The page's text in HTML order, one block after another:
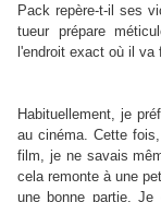
Pack repère-t-il ses
tueur prépare
l'endroit exact où il va
Habituellement, je
au cinéma. Cette
film, je ne savais
cela remonte à une
une bonne partie.